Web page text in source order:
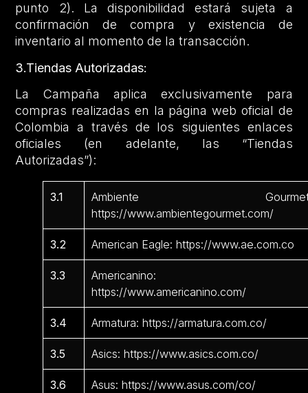
punto 2). La disponibilidad estará sujeta a
confirmación de compra y existencia de
inventario al momento de la transacción.
3.Tiendas Autorizadas:
La Campaña aplica exclusivamente para
compras realizadas en la página web oficial de
Colombia a través de los siguientes enlaces
oficiales (en adelante, las “Tiendas
Autorizadas”):
3.1
Ambiente
https://www.ambientegourmet.com/
3.2 American Eagle: https://www.ae.com.co
3.3
Americanino:
https://www.americanino.com/
3.4 Armatura: https://armatura.com.co/
3.5 Asics: https://www.asics.com.co/
3.6 Asus: https://www.asus.com/co/